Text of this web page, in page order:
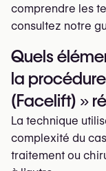
comprendre les
consultez notre
Quels
la
(Facelift) »
La technique
complexité du
traitement ou